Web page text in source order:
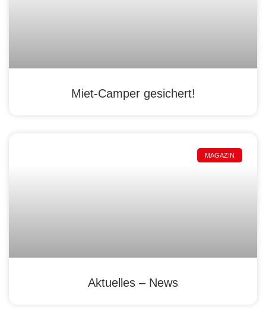
Miet-Camper gesichert!
MAGAZIN
Aktuelles – News